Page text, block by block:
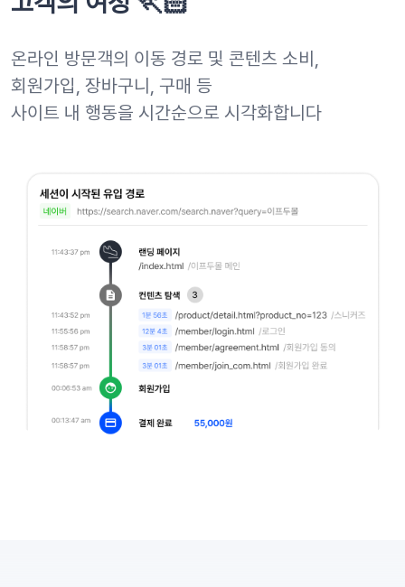
온라인 방문객의 이동 경로 및 콘텐츠 소비,
회원가입, 장바구니, 구매 등
사이트 내 행동을 시간순으로 시각화합니다